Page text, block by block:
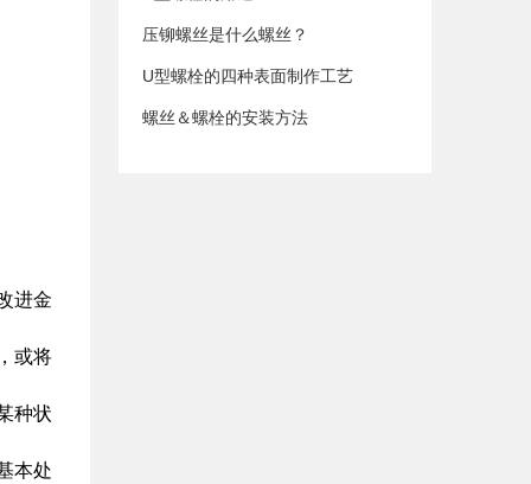
进金
或将
种状
本处
压铆螺丝是什么螺丝？
U型螺栓的四种表面制作工艺
螺丝＆螺栓的安装方法